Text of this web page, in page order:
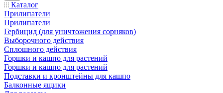
Каталог
Прилипатели
Прилипатели
Гербицид (для уничтожения сорняков)
Выборочного действия
Сплошного действия
Горшки и кашпо для растений
Горшки и кашпо для растений
Подставки и кронштейны для кашпо
Балконные ящики